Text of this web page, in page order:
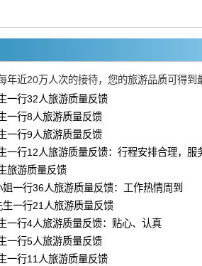
年近20万人次的接待，您的旅游品质可得到
一行32人旅游质量反馈
一行8人旅游质量反馈
一行9人旅游质量反馈
一行12人旅游质量反馈：行程安排合理，服
旅游质量反馈
一行36人旅游质量反馈：工作热情周到
一行21人旅游质量反馈
一行4人旅游质量反馈：贴心、认真
一行5人旅游质量反馈
一行11人旅游质量反馈